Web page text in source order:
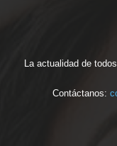
La actualidad de
Contáctanos: